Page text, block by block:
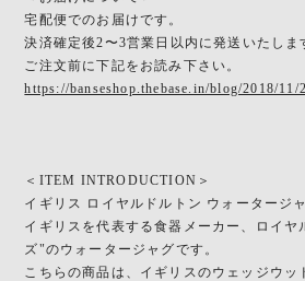
宅配便でのお届けです。
決済確定後2〜3営業日以内に発送いたしま
ご注文前に下記をお読み下さい。
https://banseshop.thebase.in/blog/2018/11/
＜ITEM INTRODUCTION＞
イギリス ロイヤルドルトン ウォータージ
イギリスを代表する食器メーカー、ロイ
ズ"のウォータージャグです。
こちらの商品は、イギリスのウェッジウッ